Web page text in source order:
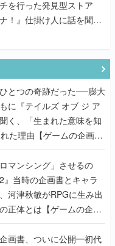
を行った発見型ストア
！』仕掛け人に話を聞い
ひとつの奇跡だった──膨大
に『テイルズ オブ ジ ア
く、「生まれた意味を知
た理由【ゲームの企画
マンシング」させるの
』当時の企画書とキャラ
河津秋敏がRPGに生み出
正体とは【ゲームの企画
企画書、ついに公開━初代